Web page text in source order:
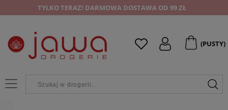
TYLKO TERAZ! DARMOWA DOSTAWA OD 99 ZŁ
(PUSTY)